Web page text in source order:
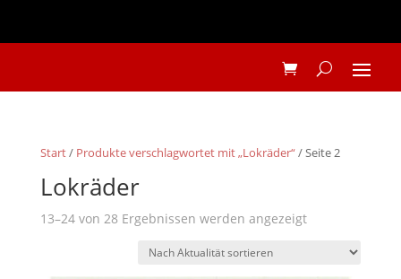
Start/ Produkte verschlagwortet mit „Lokräder“/ Seite 2
Lokräder
13–24 von 28 Ergebnissen werden angezeigtNach
sortiert